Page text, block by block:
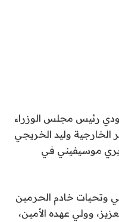
رئيس مجلس الوزراء
وليد الخريجي
موسيفيني في
وتحيات خادم الحرمين
وولي عهده الأمين،